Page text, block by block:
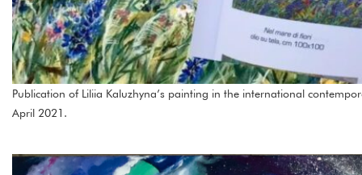
Publication of Liliia Kaluzhyna’s painting in the international
April 2021.